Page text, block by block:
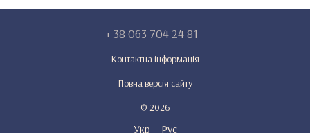
+ 38 063 704 24 81
Контактна інформація
Повна версія сайту
© 2026
Укр Рус